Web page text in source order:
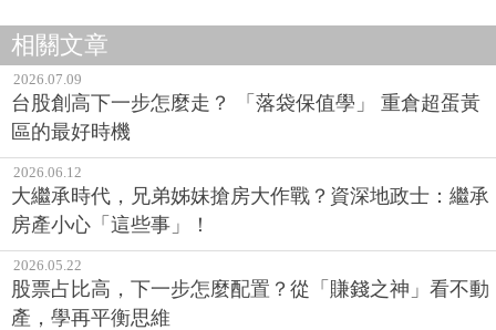
相關文章
2026.07.09
台股創高下一步怎麼走？ 「落袋保值學」 重倉超蛋黃
區的最好時機
2026.06.12
大繼承時代，兄弟姊妹搶房大作戰？資深地政士：繼承
房產小心「這些事」！
2026.05.22
股票占比高，下一步怎麼配置？從「賺錢之神」看不動
產，學再平衡思維